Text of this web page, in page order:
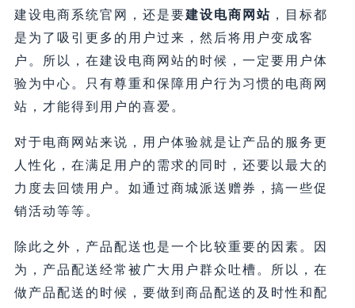
建设电商系统官网，还是要建设电商网站 ，目标都
是为了吸引更多的用户过来，然后将用户变成客
户。所以，在建设电商网站的时候，一定要用户体
验为中心。只有尊重和保障用户行为习惯的电商网
站，才能得到用户的喜爱。
对于电商网站来说，用户体验就是让产品的服务更
人性化，在满足用户的需求的同时，还要以最大的
力度去回馈用户。如通过商城派送赠券，搞一些促
销活动等等。
除此之外，产品配送也是一个比较重要的因素。因
为，产品配送经常被广大用户群众吐槽。所以，在
做产品配送的时候，要做到商品配送的及时性和配